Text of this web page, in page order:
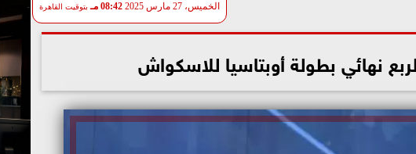
الخميس، 27 مارس 2025 08:42 مـ بتوقيت القاهرة
نهائي بطولة أوبتاسيا للاسكواش